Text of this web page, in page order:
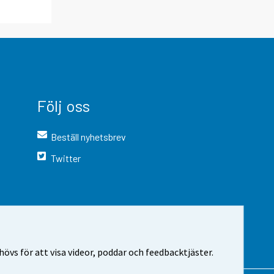
för att visa videor, poddar och feedbacktjäster.
Följ oss
Beställ nyhetsbrev
Twitter